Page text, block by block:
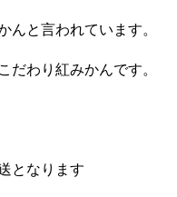
んと言われています。
だわり紅みかんです。
となります